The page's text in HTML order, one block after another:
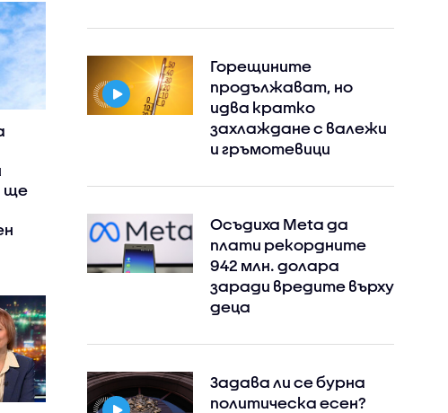
ще
Горещините
продължават, но
идва кратко
захлаждане с валежи
и гръмотевици
Осъдиха Meta да
плати рекордните
942 млн. долара
заради вредите върху
деца
Задава ли се бурна
политическа есен?